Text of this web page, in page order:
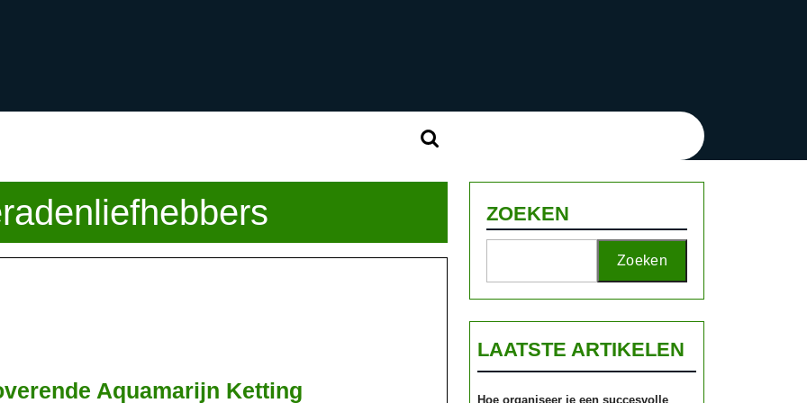
Zoek
Aquamarijn Ketting
ZOEKEN
Zoeken
LAATSTE ARTIKELEN
Hoe organiseer je een succesvolle